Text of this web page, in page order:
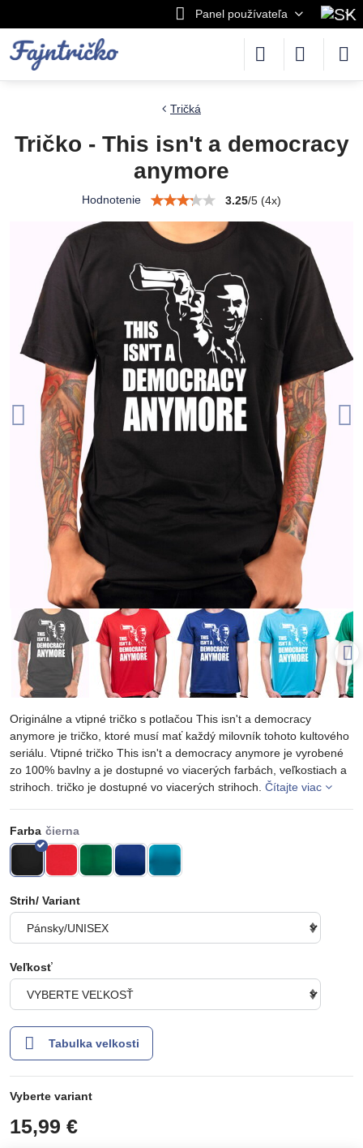
Panel používateľa
Tričká
Tričko - This isn't a democracy
anymore
Hodnotenie 3.25/5 (4x)
Originálne a vtipné tričko s potlačou This isn't a democracy
anymore je tričko, ktoré musí mať každý milovník tohoto kultového
seriálu. Vtipné tričko This isn't a democracy anymore je vyrobené
zo 100% bavlny a je dostupné vo viacerých farbách, veľkostiach a
strihoch. tričko je dostupné vo viacerých strihoch. Čítajte viac
Farba
Strih/ Variant
Veľkosť
Tabulka velkosti
Vyberte variant
15,99 €